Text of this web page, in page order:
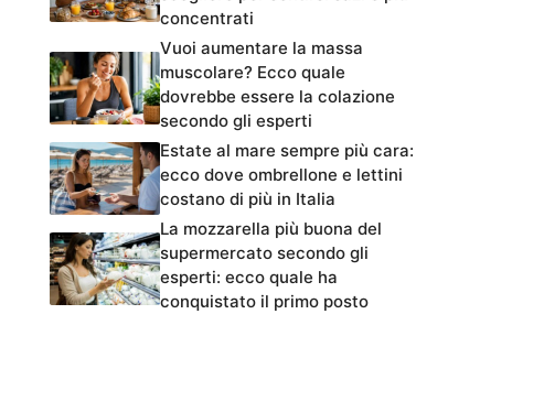
concentrati
Vuoi aumentare la massa
muscolare? Ecco quale
dovrebbe essere la colazione
secondo gli esperti
Estate al mare sempre più cara:
ecco dove ombrellone e lettini
costano di più in Italia
La mozzarella più buona del
supermercato secondo gli
esperti: ecco quale ha
conquistato il primo posto